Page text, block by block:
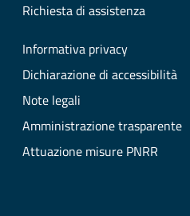
Richiesta di assistenza
Informativa privacy
Dichiarazione di accessibilità
Note legali
Amministrazione trasparente
Attuazione misure PNRR